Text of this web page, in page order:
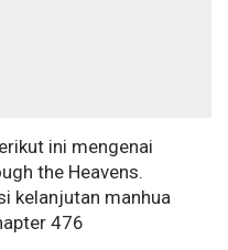
ini mengenai
the Heavens.
kelanjutan manhua
476